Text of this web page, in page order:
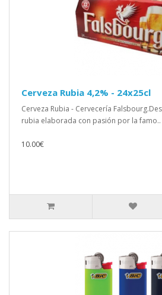
Cerveza Rubia 4,2% - 24x25cl
Cerveza Rubia - Cervecería
rubia elaborada con pasión por la famo..
10.00€